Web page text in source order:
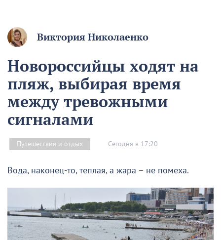
Виктория Николаенко
Новороссийцы ходят на
пляж, выбирая время
между тревожными
сигналами
Путешествия и отдых Сегодня в 17:20
Вода, наконец-то, теплая, а жара – не помеха.